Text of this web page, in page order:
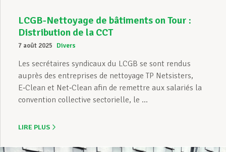
LCGB-Nettoyage de bâtiments on Tour :
Distribution de la CCT
7 août 2025 Divers
Les secrétaires syndicaux du LCGB se sont rendus
auprès des entreprises de nettoyage TP Netsisters,
E‑Clean et Net‑Clean afin de remettre aux salariés la
convention collective sectorielle, le ...
LIRE PLUS